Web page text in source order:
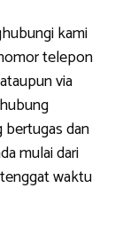
kami
telepon
via
bertugas dan
mulai dari
waktu